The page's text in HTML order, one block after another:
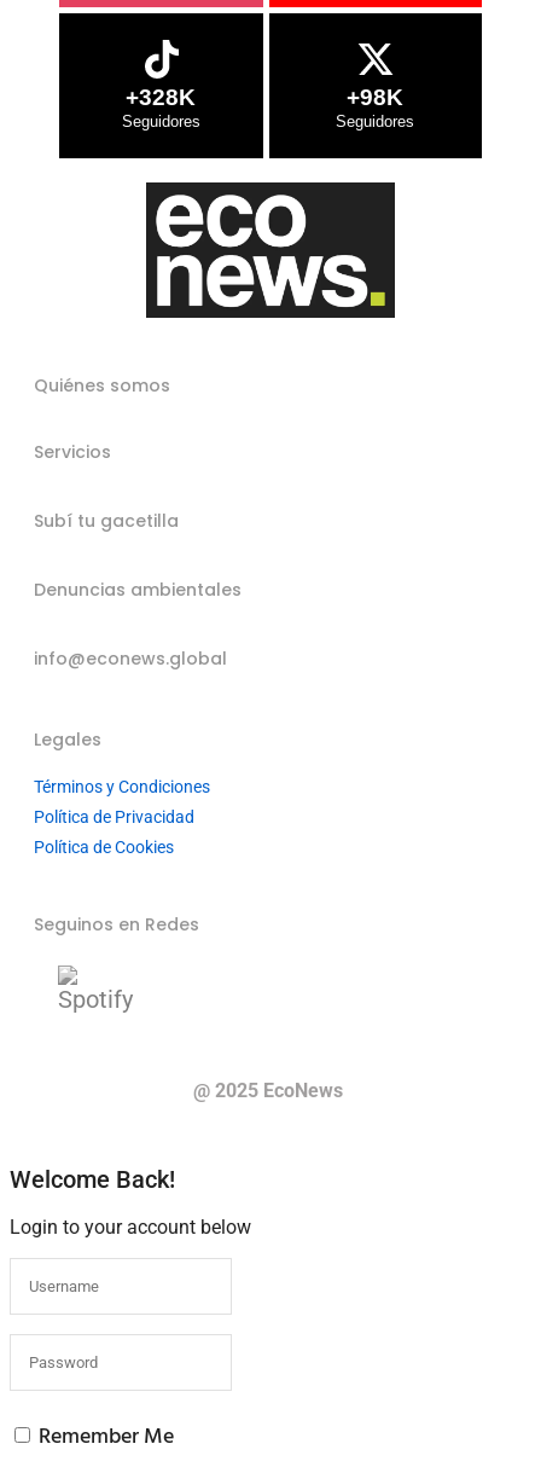
+328K +98K
Quiénes somos
Servicios
Subí tu gacetilla
Denuncias ambientales
info@econews.global
Legales
Términos y Condiciones
Política de Privacidad
Política de Cookies
Seguinos en Redes
@ 2025 EcoNews
Welcome Back!
Login to your account below
Remember Me